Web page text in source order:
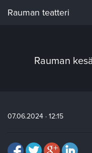
Rauman teatteri
Rauman
07.06.2024 · 12:15